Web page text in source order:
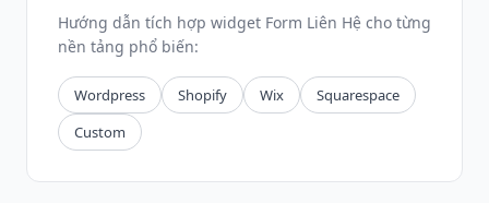
Hướng dẫn tích hợp widget Form Liên Hệ cho từng
nền tảng phổ biến:
Wordpress Shopify Wix
Squarespace
Custom